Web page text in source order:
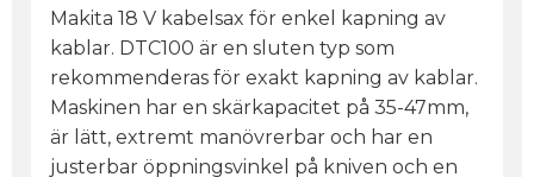
Makita 18 V kabelsax för enkel kapning av
kablar. DTC100 är en sluten typ som
rekommenderas för exakt kapning av kablar.
Maskinen har en skärkapacitet på 35-47mm,
är lätt, extremt manövrerbar och har en
justerbar öppningsvinkel på kniven och en